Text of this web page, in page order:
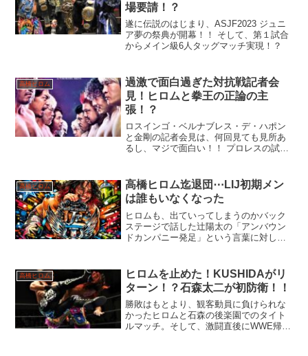
場要請！？
遂に伝説のはじまり、ASJF2023 ジュニ
ア夢の祭典が開幕！！ そして、第１試合
からメイン級6人タッグマッチ実現！？
高橋ヒロム
過激で面白過ぎた対抗戦記者会
見！ヒロムと拳王の正論の主
張！？
ロスインゴ・ベルナブレス・デ・ハポン
と金剛の記者会見は、何回見ても見所あ
るし、マジで面白い！！ プロレスの試合
高橋ヒロム
高橋ヒロム迄退団⋯LIJ初期メン
は誰もいなくなった
ヒロムも、出ていってしまうのかバック
ステージで話した辻陽太の「アンバウン
ドカンパニー発足」という言葉に対し
ど、このタイミングはファンには残酷な
ヒロムのテーゼだ。新しい夢...
高橋ヒロム
ヒロムを止めた！KUSHIDAがリ
ターン！？石森太二が初防衛！！
勝敗はもとより、観客動員に負けられな
かったヒロムと石森の後楽園でのタイト
ルマッチ。そして、激闘直後にWWE帰り